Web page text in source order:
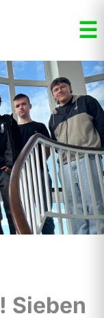
☰
Sieben